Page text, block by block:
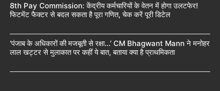
8th Pay Commission: केंद्रीय कर्मचारियों के वेतन में होगा उलटफेर!
फिटमेंट फैक्टर से बदल सकता है पूरा गणित, चेक करें पूरी डिटेल
‘पंजाब के अधिकारों की मजबूती से रक्षा…’ CM Bhagwant Mann ने मनोहर
लाल खट्टर से मुलाकात पर कहीं ये बात, बताया क्या है प्राथमिकता